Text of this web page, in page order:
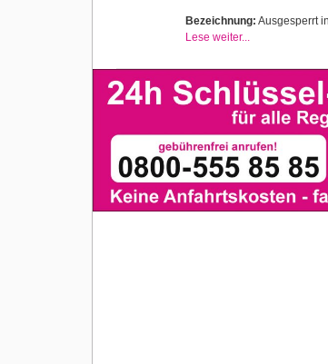
Bezeichnung: Ausgesperrt
Lese weiter...